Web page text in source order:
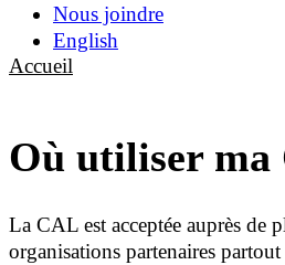
Nous joindre
English
Accueil
Où utiliser ma
La CAL est acceptée auprès de
organisations partenaires